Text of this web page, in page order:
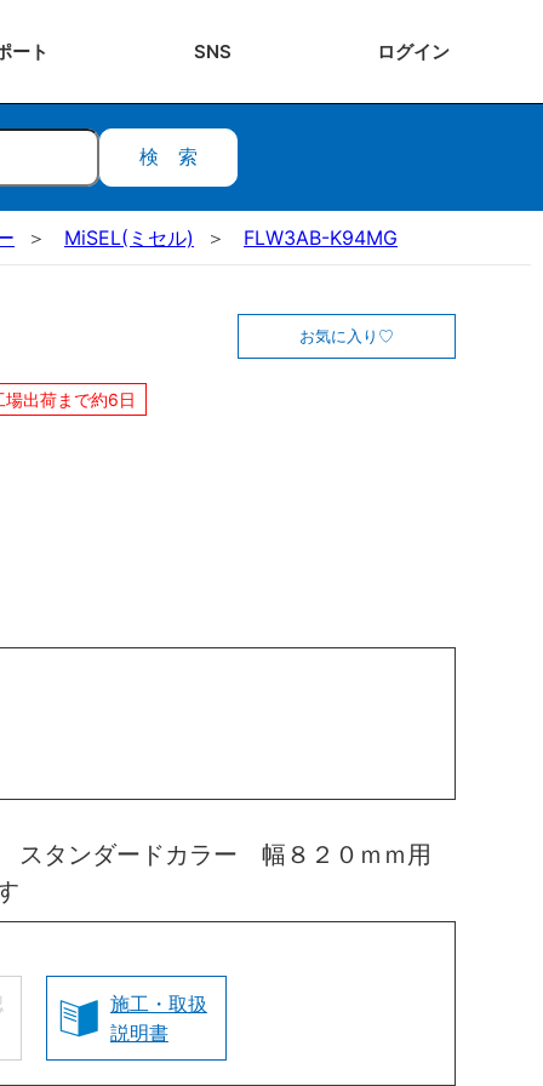
ート SNS ログイン
検索
MiSEL(ミセル) FLW3AB-K94MG
お気に入り
場出荷まで約6日
スタンダードカラー 幅８２０ｍｍ用
施工・取扱
説明書